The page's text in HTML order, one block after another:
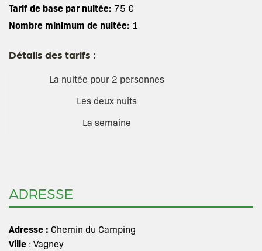
Tarif de base par nuitée: 75 €
Nombre minimum de nuitée: 1
Détails des tarifs :
La nuitée pour 2 personnes
Les deux nuits
La semaine
ADRESSE
Adresse : Chemin du Camping
Ville : Vagney